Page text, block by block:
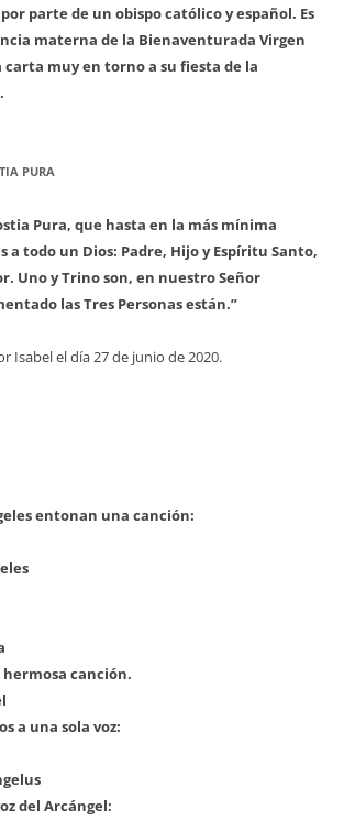
parte de un obispo católico y español. Es
materna de la Bienaventurada Virgen
muy en torno a su fiesta de la
PURA
Pura, que hasta en la más mínima
a todo un Dios: Padre, Hijo y Espíritu Santo,
Uno y Trino son, en nuestro Señor
las Tres Personas están.”
Isabel el día 27 de junio de 2020.
entonan una canción:
hermosa canción.
a una sola voz:
del Arcángel: